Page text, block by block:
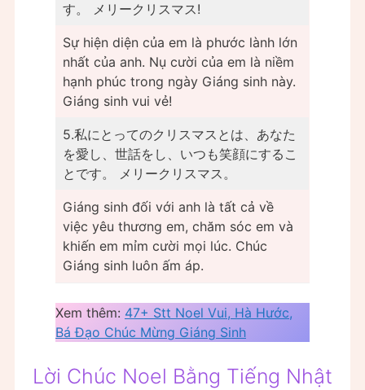
す。 メリークリスマス!
Sự hiện diện của em là phước lành lớn
nhất của anh. Nụ cười của em là niềm
hạnh phúc trong ngày Giáng sinh này.
Giáng sinh vui vẻ!
5.私にとってのクリスマスとは、あなた
を愛し、世話をし、いつも笑顔にするこ
とです。 メリークリスマス。
Giáng sinh đối với anh là tất cả về
việc yêu thương em, chăm sóc em và
khiến em mỉm cười mọi lúc. Chúc
Giáng sinh luôn ấm áp.
Xem thêm: 47+ Stt Noel Vui, Hà Hước,
Bá Đạo Chúc Mừng Giáng Sinh
Lời Chúc Noel Bằng Tiếng Nhật